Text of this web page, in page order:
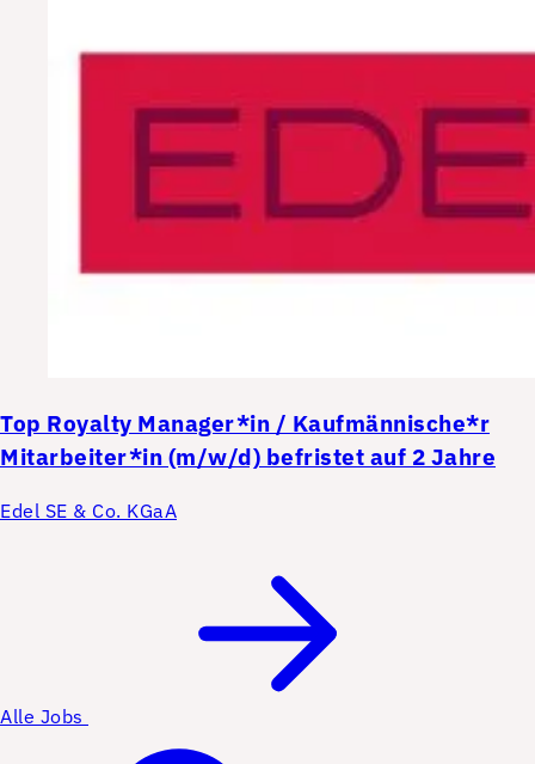
Top Royalty Manager*in / Kaufmännische*r
Mitarbeiter*in (m/w/d) befristet auf 2 Jahre
Edel SE & Co. KGaA
Alle Jobs